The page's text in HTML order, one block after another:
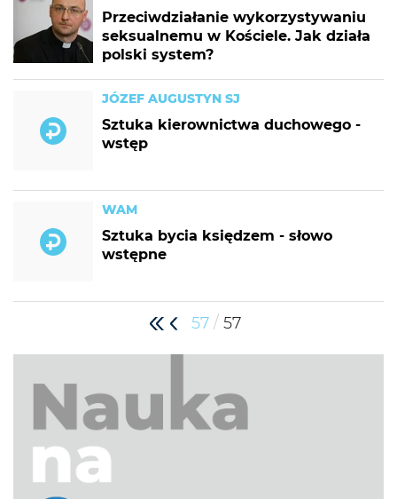
Przeciwdziałanie wykorzystywaniu
seksualnemu w Kościele. Jak działa
polski system?
JÓZEF AUGUSTYN SJ
Sztuka kierownictwa duchowego -
wstęp
WAM
Sztuka bycia księdzem - słowo
wstępne
57 / 57